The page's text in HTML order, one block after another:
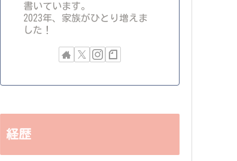
書いています。
2023年、家族がひとり増えま
した！
経歴